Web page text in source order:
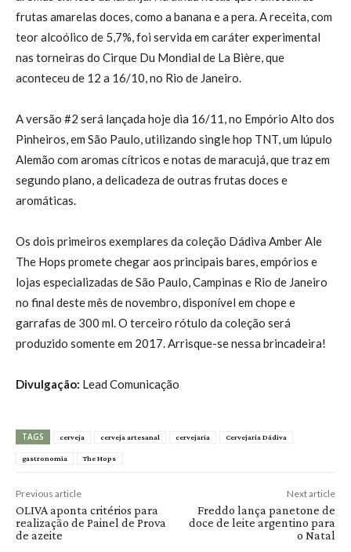
frutas amarelas doces, como a banana e a pera. A receita, com
teor alcoólico de 5,7%, foi servida em caráter experimental
nas torneiras do Cirque Du Mondial de La Bière, que
aconteceu de 12 a 16/10, no Rio de Janeiro.
A versão #2 será lançada hoje dia 16/11, no Empório Alto dos
Pinheiros, em São Paulo, utilizando single hop TNT, um lúpulo
Alemão com aromas cítricos e notas de maracujá, que traz em
segundo plano, a delicadeza de outras frutas doces e
aromáticas.
Os dois primeiros exemplares da coleção Dádiva Amber Ale
The Hops promete chegar aos principais bares, empórios e
lojas especializadas de São Paulo, Campinas e Rio de Janeiro
no final deste mês de novembro, disponível em chope e
garrafas de 300 ml. O terceiro rótulo da coleção será
produzido somente em 2017. Arrisque-se nessa brincadeira!
Divulgação: Lead Comunicação
TAGS cerveja cerveja artesanal cervejaria Cervejaria Dádiva
gastronomia The Hops
Previous article
OLIVA aponta critérios para
realização de Painel de Prova
de azeite
Next article
Freddo lança panetone de
doce de leite argentino para
o Natal